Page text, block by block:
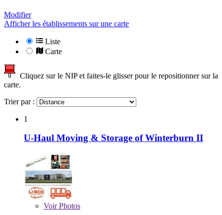
Modifier
Afficher les établissements sur une carte
Liste
Carte
Cliquez sur le NIP et faites-le glisser pour le repositionner sur la
carte.
Trier par :
1
U-Haul Moving & Storage of Winterburn II
VoirPhotos